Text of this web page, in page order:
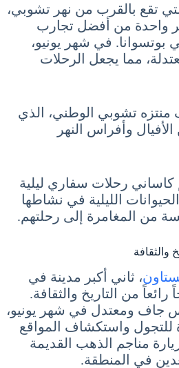
تقع بالقرب من نهر تشوبي،
واحدة من أفضل تجارب
بوتسوانا. في شهر يونيو،
مما يجعل الرحلات
تشوبي الوطني، الذي
وأفراس النهر
كاساني رحلات سفاري ليلية
الليلية في نشاطها
من المغامرة إلى رحلتهم.
والثقافة
، ثاني أكبر مدينة في
رائعاً من التاريخ والثقافة.
جاف ومعتدل في شهر يونيو،
للتجول واستكشاف المواقع
مناجم الذهب القديمة
في المنطقة.